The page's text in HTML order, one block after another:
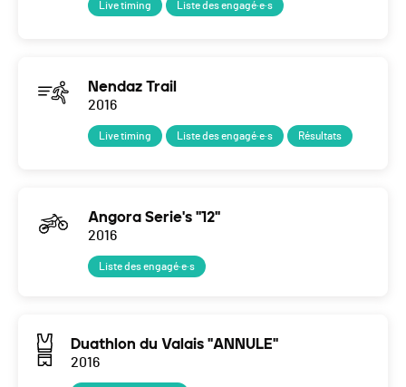
Live timing Liste des engagé·e·s
Nendaz Trail
2016
Live timing Liste des engagé·e·s Résultats
Angora Serie's "12"
2016
Liste des engagé·e·s
Duathlon du Valais "ANNULE"
2016